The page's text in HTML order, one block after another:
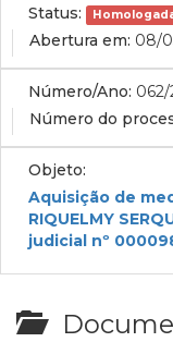
Status:
Abertura em: 08/
Número/Ano: 062/
Número do
Objeto:
Aquisição de
RIQUELMY
judicial nº